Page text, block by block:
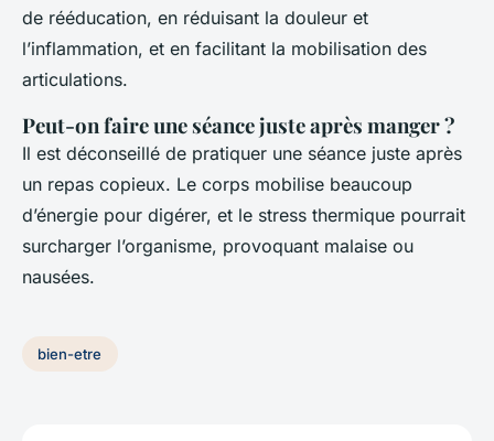
de rééducation, en réduisant la douleur et
l’inflammation, et en facilitant la mobilisation des
articulations.
Peut-on faire une séance juste après manger ?
Il est déconseillé de pratiquer une séance juste après
un repas copieux. Le corps mobilise beaucoup
d’énergie pour digérer, et le stress thermique pourrait
surcharger l’organisme, provoquant malaise ou
nausées.
bien-etre